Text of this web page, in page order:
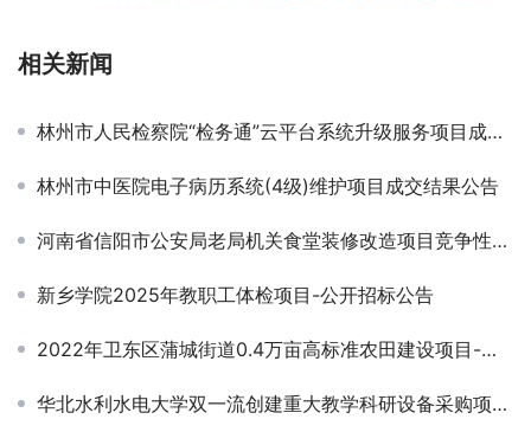
相关新闻
林州市人民检察院“检务通”云平台系统升级服务项目成交结果公告
林州市中医院电子病历系统(4级)维护项目成交结果公告
河南省信阳市公安局老局机关食堂装修改造项目竞争性磋商公告￼
新乡学院2025年教职工体检项目-公开招标公告
2022年卫东区蒲城街道0.4万亩高标准农田建设项目-招标公告
华北水利水电大学双一流创建重大教学科研设备采购项目(土)项目-公开招标公告